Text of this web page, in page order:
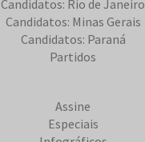
Candidatos: Rio de Janeiro
Candidatos: Minas Gerais
Candidatos: Paraná
Partidos
Assine
Especiais